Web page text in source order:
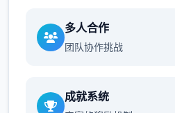
多人合作
团队协作挑战
成就系统